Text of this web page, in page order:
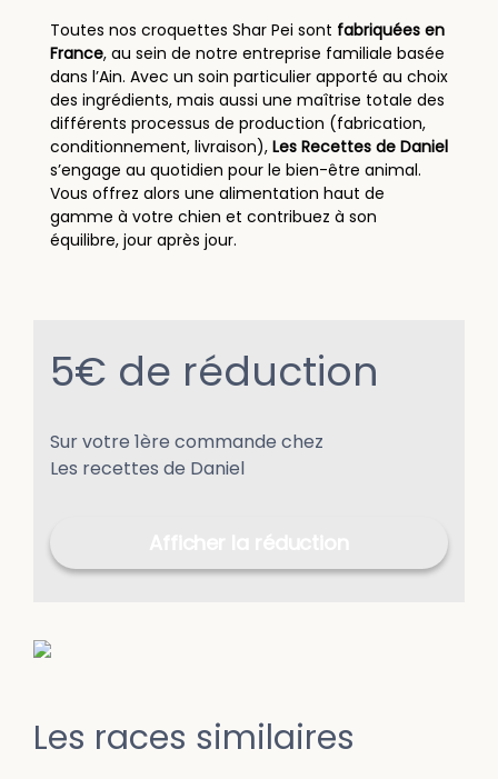
Toutes nos croquettes Shar Pei sont fabriquées en
France, au sein de notre entreprise familiale basée
dans l’Ain. Avec un soin particulier apporté au choix
des ingrédients, mais aussi une maîtrise totale des
différents processus de production (fabrication,
conditionnement, livraison), Les Recettes de Daniel
s’engage au quotidien pour le bien-être animal.
Vous offrez alors une alimentation haut de
gamme à votre chien et contribuez à son
équilibre, jour après jour.
5€ de réduction
Sur votre 1ère commande chez
Les recettes de Daniel
Les races similaires